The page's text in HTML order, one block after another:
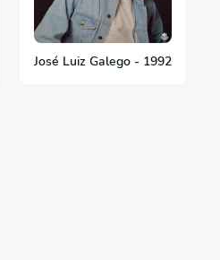
José Luiz Galego - 1992